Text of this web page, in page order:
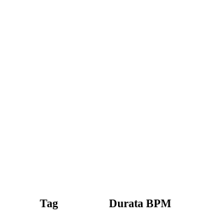
Tag Durata BPM